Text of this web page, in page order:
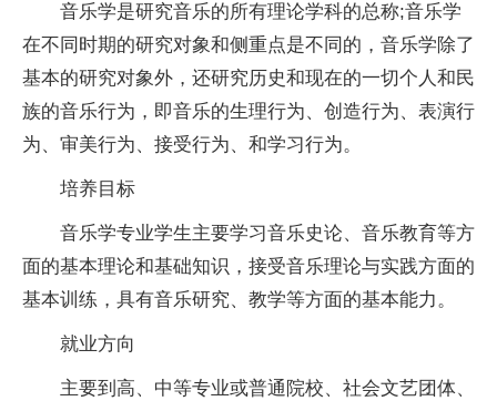
音乐学是研究音乐的所有理论学科的总称;音乐学
在不同时期的研究对象和侧重点是不同的，音乐学除了
基本的研究对象外，还研究历史和现在的一切个人和民
族的音乐行为，即音乐的生理行为、创造行为、表演行
为、审美行为、接受行为、和学习 行为。
培养目标
音乐学专业学生主要学习 音乐史论、音乐教育等方
面的基本理论和基础知识，接受音乐理论与实践方面的
基本训练，具有音乐研究、教学等方面的基本能力。
就业方向
主要到高、中等专业或普通院校、社会文艺团体、